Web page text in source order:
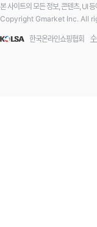
본 사이트의 모든 정보, 콘텐츠, UI
Copyright Gmarket Inc. All
한국온라인쇼핑협회